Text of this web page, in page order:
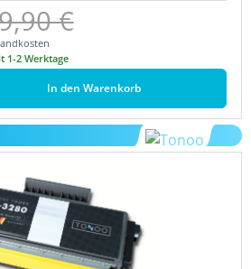
Preis:
€
1-2 Werktage
In den Warenkorb